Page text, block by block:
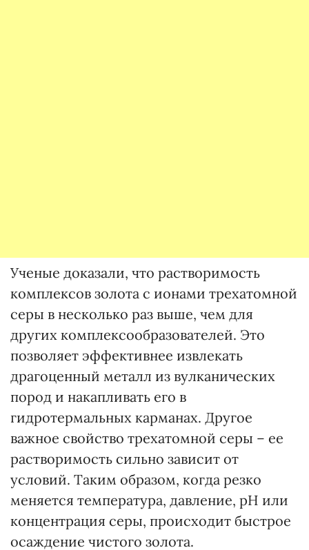
Ученые доказали, что растворимость
комплексов золота с ионами трехатомной
серы в несколько раз выше, чем для
других комплексообразователей. Это
позволяет эффективнее извлекать
драгоценный металл из вулканических
пород и накапливать его в
гидротермальных карманах. Другое
важное свойство трехатомной серы – ее
растворимость сильно зависит от
условий. Таким образом, когда резко
меняется температура, давление, pH или
концентрация серы, происходит быстрое
осаждение чистого золота.